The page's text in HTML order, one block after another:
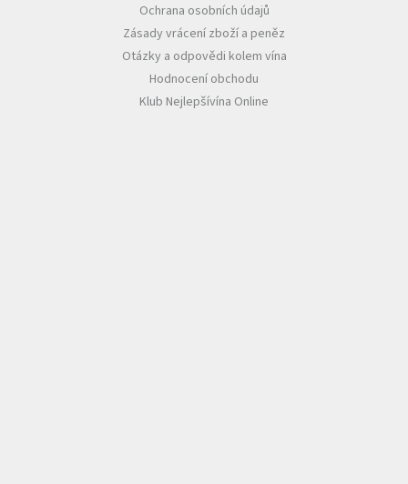
Ochrana osobních údajů
Zásady vrácení zboží a peněz
Otázky a odpovědi kolem vína
Hodnocení obchodu
Klub Nejlepšívína Online